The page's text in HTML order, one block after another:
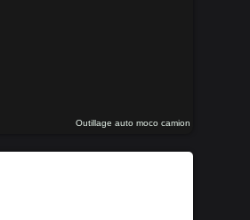
Outillage auto moco camion